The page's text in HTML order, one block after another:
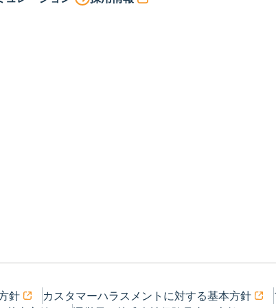
針 カスタマーハラスメントに対する基本方針